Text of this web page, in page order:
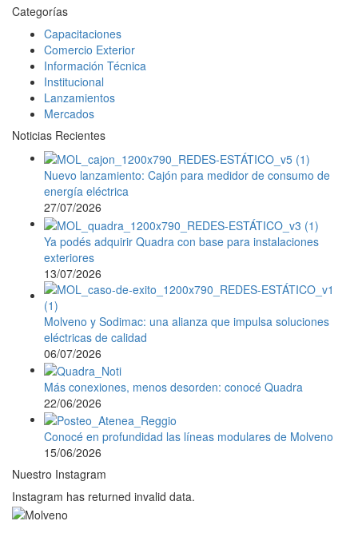
Categorías
Capacitaciones
Comercio Exterior
Información Técnica
Institucional
Lanzamientos
Mercados
Noticias Recientes
Nuevo lanzamiento: Cajón para medidor de consumo de
energía eléctrica
27/07/2026
Ya podés adquirir Quadra con base para instalaciones
exteriores
13/07/2026
Molveno y Sodimac: una alianza que impulsa soluciones
eléctricas de calidad
06/07/2026
Más conexiones, menos desorden: conocé Quadra
22/06/2026
Conocé en profundidad las líneas modulares de Molveno
15/06/2026
Nuestro Instagram
Instagram has returned invalid data.